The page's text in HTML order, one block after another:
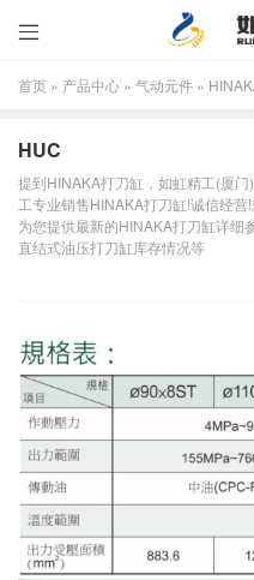

首页 » 产品中心 » 气动元件 »
HUC
提到HINAKA打刀缸，如虹精工(厦
工专业销售HINAKA打刀缸!诚信经
为您提供最新的HINAKA打刀缸详细
直结式油压打刀缸库存情况等